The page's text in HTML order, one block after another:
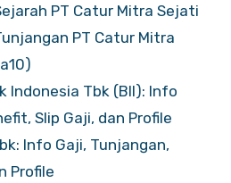
PT Catur Mitra Sejati
PT Catur Mitra
Indonesia Tbk (BII): Info
Slip Gaji, dan Profile
Info Gaji, Tunjangan,
Profile